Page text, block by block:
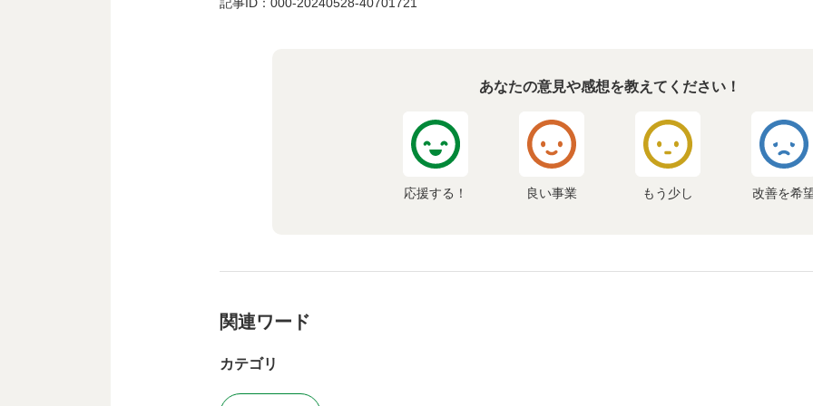
あなたの意見や感想を教えてください！
応援する！ 良い事業 もう少し 改善を希
関連ワード
カテゴリ